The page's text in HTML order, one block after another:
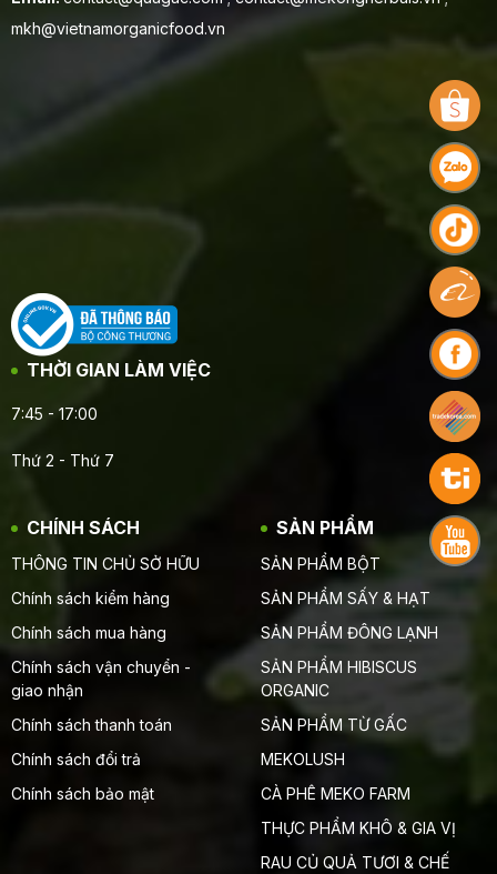
mkh@vietnamorganicfood.vn
THỜI GIAN LÀM VIỆC
7:45 - 17:00
Thứ 2 - Thứ 7
CHÍNH SÁCH
THÔNG TIN CHỦ SỞ HỮU
Chính sách kiểm hàng
Chính sách mua hàng
Chính sách vận chuyển -
giao nhận
Chính sách thanh toán
Chính sách đổi trả
Chính sách bảo mật
SẢN PHẨM
SẢN PHẨM BỘT
SẢN PHẨM SẤY & HẠT
SẢN PHẨM ĐÔNG LẠNH
SẢN PHẨM HIBISCUS
ORGANIC
SẢN PHẨM TỪ GẤC
MEKOLUSH
CÀ PHÊ MEKO FARM
THỰC PHẨM KHÔ & GIA VỊ
RAU CỦ QUẢ TƯƠI & CHẾ